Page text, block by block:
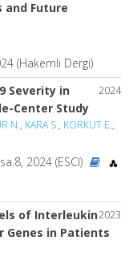
and Future
(Hakemli Dergi)
2024
Severity in
Center Study
N., KARA S., KORKUT E.,
2024 (ESCI)
2023
of Interleukin
Genes in Patients